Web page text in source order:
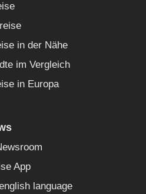
in der Nähe
im Vergleich
in Europa
App
language